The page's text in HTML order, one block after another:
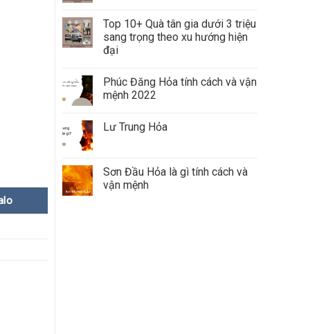
Top 10+ Quà tân gia dưới 3 triệu
sang trọng theo xu hướng hiện
đại
Phúc Đăng Hỏa tính cách và vận
mệnh 2022
Lư Trung Hỏa
Sơn Đầu Hỏa là gì tính cách và
vận mệnh